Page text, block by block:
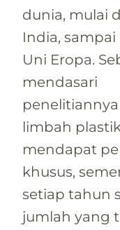
dunia, mulai
India,
Uni Eropa.
mendasari
limbah
mendapat
khusus,
setiap tahun
jumlah yang